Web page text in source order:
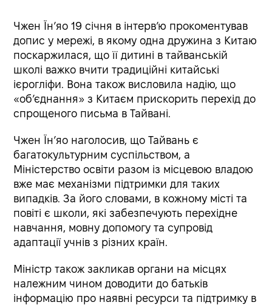
Чжен Їн’яо 19 січня в інтервʼю прокоментував
допис у мережі, в якому одна дружина з Китаю
поскаржилася, що її дитині в тайванській
школі важко вчити традиційні китайські
ієрогліфи. Вона також висловила надію, що
«обʼєднання» з Китаєм прискорить перехід до
спрощеного письма в Тайвані.
Чжен Їн’яо наголосив, що Тайвань є
багатокультурним суспільством, а
Міністерство освіти разом із місцевою владою
вже має механізми підтримки для таких
випадків. За його словами, в кожному місті та
повіті є школи, які забезпечують перехідне
навчання, мовну допомогу та супровід
адаптації учнів з різних країн.
Міністр також закликав органи на місцях
належним чином доводити до батьків
інформацію про наявні ресурси та підтримку в